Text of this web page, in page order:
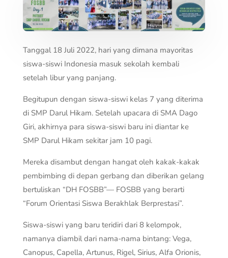
Tanggal 18 Juli 2022, hari yang dimana mayoritas
siswa-siswi Indonesia masuk sekolah kembali
setelah libur yang panjang.
Begitupun dengan siswa-siswi kelas 7 yang diterima
di SMP Darul Hikam. Setelah upacara di SMA Dago
Giri, akhirnya para siswa-siswi baru ini diantar ke
SMP Darul Hikam sekitar jam 10 pagi.
Mereka disambut dengan hangat oleh kakak-kakak
pembimbing di depan gerbang dan diberikan gelang
bertuliskan “DH FOSBB”— FOSBB yang berarti
“Forum Orientasi Siswa Berakhlak Berprestasi”.
Siswa-siswi yang baru teridiri dari 8 kelompok,
namanya diambil dari nama-nama bintang: Vega,
Canopus, Capella, Artunus, Rigel, Sirius, Alfa Orionis,